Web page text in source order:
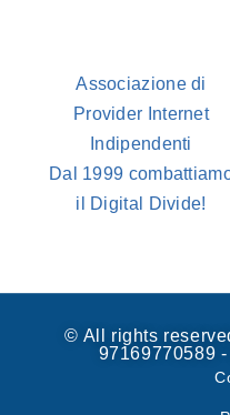
Associazione di
Provider Internet
Indipendenti
Dal 1999
il Digital Divide!
© All rights
97169770589